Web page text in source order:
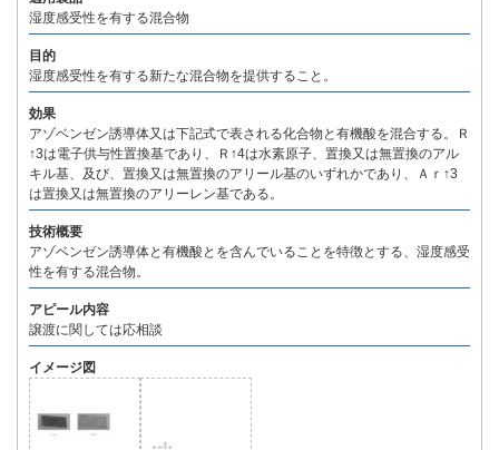
湿度感受性を有する混合物
目的
湿度感受性を有する新たな混合物を提供すること。
効果
アゾベンゼン誘導体又は下記式で表される化合物と有機酸を混合する。Ｒ
↑3は電子供与性置換基であり、Ｒ↑4は水素原子、置換又は無置換のアル
キル基、及び、置換又は無置換のアリール基のいずれかであり、Ａｒ↑3
は置換又は無置換のアリーレン基である。
技術概要
アゾベンゼン誘導体と有機酸とを含んでいることを特徴とする、湿度感受
性を有する混合物。
アピール内容
譲渡に関しては応相談
イメージ図